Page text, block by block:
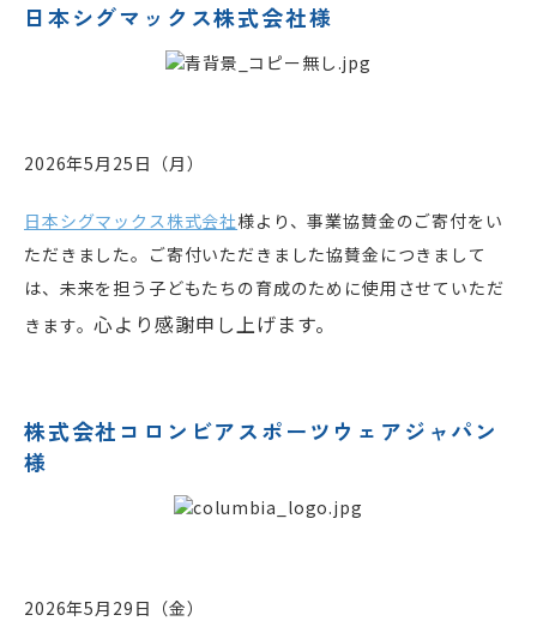
日本シグマックス株式会社様
2026年5月25日（月）
日本シグマックス株式会社様より、事業協賛金のご寄付をい
ただきました。ご寄付いただきました協賛金につきまして
は、未来を担う子どもたちの育成のために使用させていただ
きます。心より感謝申し上げます。
株式会社コロンビアスポーツウェアジャパン
様
2026年5月29日（金）